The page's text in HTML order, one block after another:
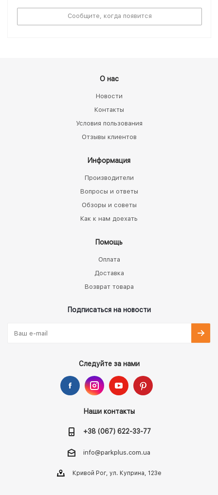
Сообщите, когда появится
О нас
Новости
Контакты
Условия пользования
Отзывы клиентов
Информация
Производители
Вопросы и ответы
Обзоры и советы
Как к нам доехать
Помощь
Оплата
Доставка
Возврат товара
Подписаться на новости
Следуйте за нами
Наши контакты
+38 (067) 622-33-77
info@parkplus.com.ua
Кривой Рог, ул. Куприна, 123е